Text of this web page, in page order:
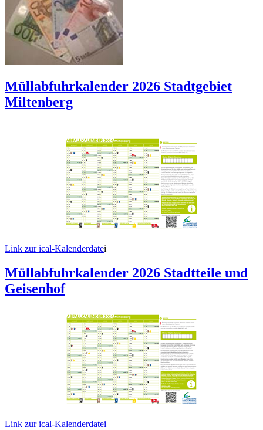
Müllabfuhrkalender 2026 Stadtgebiet
Miltenberg
Link zur ical-Kalenderdatei
Müllabfuhrkalender 2026 Stadtteile und
Geisenhof
Link zur ical-Kalenderdatei